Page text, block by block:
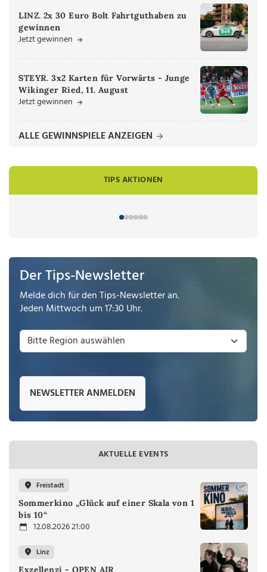
LINZ. 2x 30 Euro Bolt Fahrtguthaben zu
gewinnen
Jetzt gewinnen
STEYR. 3x2 Karten für Vorwärts - Junge
Wikinger Ried, 11. August
Jetzt gewinnen
ALLE GEWINNSPIELE ANZEIGEN
TIPS AKTIONEN
Der Tips-Newsletter
Melde dich für den Tips-Newsletter an.
Jeden Mittwoch um 17:30 Uhr.
NEWSLETTER ANMELDEN
AKTUELLE EVENTS
Freistadt
Sommerkino „Glück auf einer Skala von 1
bis 10“
12.08.2026 21:00
Linz
Exzellenzi - OPEN AIR